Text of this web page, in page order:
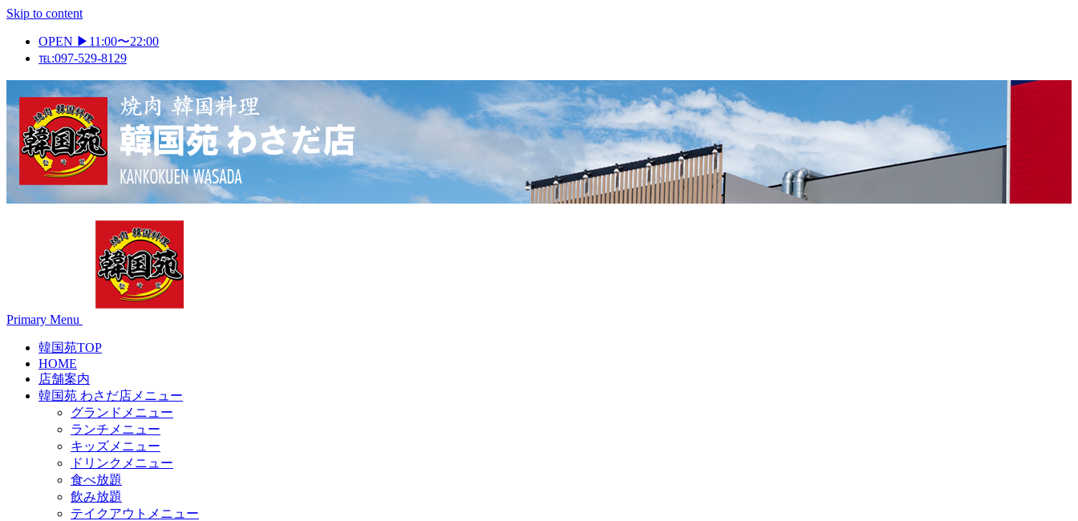
Skip to content
OPEN ▶11:00〜22:00
℡:097-529-8129
Primary Menu
韓国苑TOP
HOME
店舗案内
韓国苑 わさだ店メニュー
グランドメニュー
ランチメニュー
キッズメニュー
ドリンクメニュー
食べ放題
飲み放題
テイクアウトメニュー